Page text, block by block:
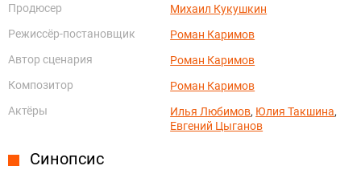
Продюсер
Михаил Кукушкин
Режиссёр-постановщик
Роман Каримов
Автор сценария
Роман Каримов
Композитор
Роман Каримов
Актёры
Илья Любимов, Юлия Такшина,
Евгений Цыганов
Синопсис